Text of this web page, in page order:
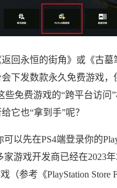
回永恒的街角》或《古
下发数款永久免费游戏
些免费游戏的“跨平台访
它也“拿到手”呢？
以先在PS4端登录你的
游戏开发商已经在2023
（参考《PlayStation